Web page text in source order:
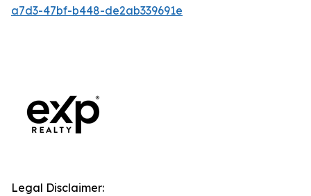
a7d3-47bf-b448-de2ab339691e
Legal Disclaimer: